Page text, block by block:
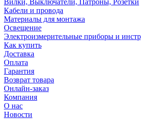
Вилки, Выключатели, Патроны, Розетки
Кабели и провода
Материалы для монтажа
Освещение
Электроизмерительные приборы и
Как купить
Доставка
Оплата
Гарантия
Возврат товара
Онлайн-заказ
Компания
О нас
Новости